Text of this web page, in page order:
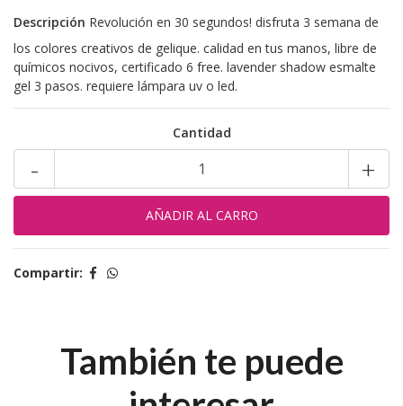
Descripción Revolución en 30 segundos! disfruta 3 semana de
los colores creativos de gelique. calidad en tus manos, libre de
químicos nocivos, certificado 6 free. lavender shadow esmalte
gel 3 pasos. requiere lámpara uv o led.
Cantidad
+
-
Compartir:
También te puede